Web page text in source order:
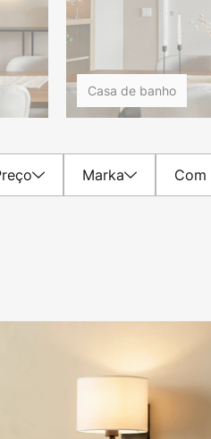
Casa de banho
Marka